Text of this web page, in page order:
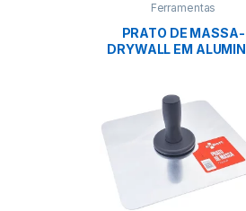
Ferramentas
PRATO DE MASSA-
DRYWALL EM